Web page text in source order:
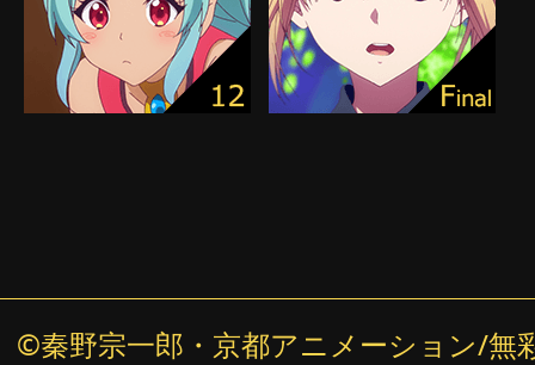
©秦野宗一郎・京都アニメーション/無